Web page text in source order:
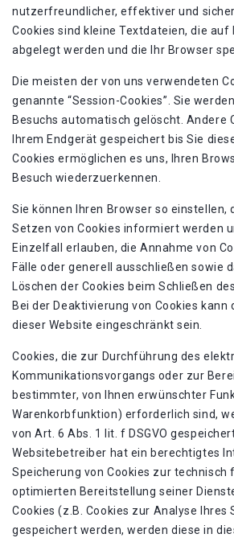
nutzerfreundlicher, effektiver und
Cookies sind kleine Textdateien, die auf
abgelegt werden und die Ihr Browser
Die meisten der von uns verwendeten
genannte “Session-Cookies”. Sie
Besuchs automatisch gelöscht. Andere
Ihrem Endgerät gespeichert bis Sie
Cookies ermöglichen es uns, Ihren
Besuch wiederzuerkennen.
Sie können Ihren Browser so einstellen,
Setzen von Cookies informiert werden
Einzelfall erlauben, die Annahme von
Fälle oder generell ausschließen sowie
Löschen der Cookies beim Schließen
Bei der Deaktivierung von Cookies kann
dieser Website eingeschränkt sein.
Cookies, die zur Durchführung des
Kommunikationsvorgangs oder zur
bestimmter, von Ihnen erwünschter
Warenkorbfunktion) erforderlich sind,
von Art. 6 Abs. 1 lit. f DSGVO
Websitebetreiber hat ein berechtigtes
Speicherung von Cookies zur technisch
optimierten Bereitstellung seiner
Cookies (z.B. Cookies zur Analyse Ihres
gespeichert werden, werden diese in